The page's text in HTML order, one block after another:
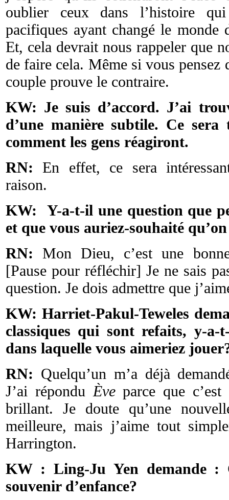
oublier ceux dans l’histoire
pacifiques ayant changé le monde
Et, cela devrait nous rappeler que
de faire cela. Même si vous pensez
couple prouve le contraire.
KW: Je suis d’accord. J’ai
d’une manière subtile. Ce
comment les gens réagiront.
RN: En effet, ce sera
raison.
KW: Y-a-t-il une question que
et que vous auriez-souhaité
RN: Mon Dieu, c’est une
[Pause pour réfléchir] Je ne sais
question. Je dois admettre que
KW: Harriet-Pakul-Teweles
classiques qui sont refaits, y-a-
dans laquelle vous aimeriez
RN: Quelqu’un m’a déjà
J’ai répondu Èveparce que
brillant. Je doute qu’une
meilleure, mais j’aime tout
Harrington.
KW : Ling-Ju Yen demande :
souvenir d’enfance?